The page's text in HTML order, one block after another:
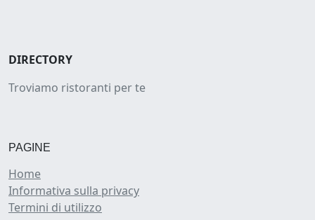
DIRECTORY
Troviamo ristoranti per te
PAGINE
Home
Informativa sulla privacy
Termini di utilizzo